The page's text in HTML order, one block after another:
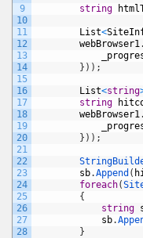
9
10
11
12
13
14
15
16
17
18
19
20
21
22
23
24
25
26
27
28
string
List<
webBrowser1.
} ) ) ;
List<string
string
webBrowser1.
} ) ) ;
sb.Append (
foreach(
{
string
sb.
}